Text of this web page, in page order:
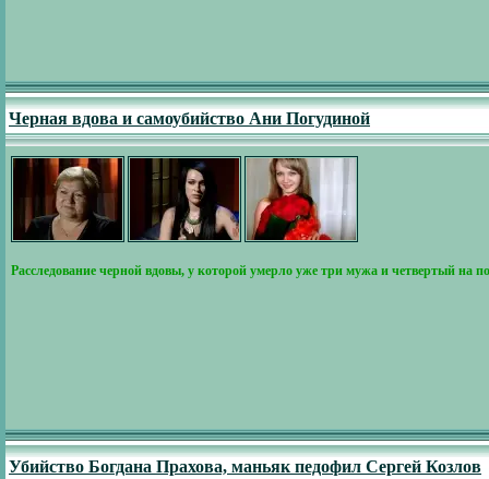
Черная вдова и самоубийство Ани Погудиной
Расследование черной вдовы, у которой умерло уже три мужа и четвертый на
Убийство Богдана Прахова, маньяк педофил Сергей Козлов